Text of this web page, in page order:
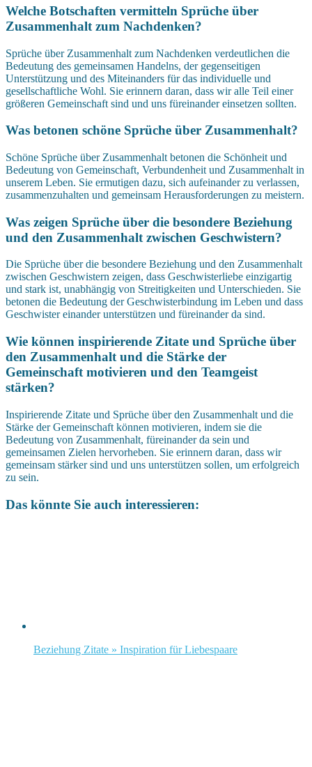
Welche Botschaften vermitteln Sprüche über
Zusammenhalt zum Nachdenken?
Sprüche über Zusammenhalt zum Nachdenken verdeutlichen die
Bedeutung des gemeinsamen Handelns, der gegenseitigen
Unterstützung und des Miteinanders für das individuelle und
gesellschaftliche Wohl. Sie erinnern daran, dass wir alle Teil einer
größeren Gemeinschaft sind und uns füreinander einsetzen sollten.
Was betonen schöne Sprüche über Zusammenhalt?
Schöne Sprüche über Zusammenhalt betonen die Schönheit und
Bedeutung von Gemeinschaft, Verbundenheit und Zusammenhalt in
unserem Leben. Sie ermutigen dazu, sich aufeinander zu verlassen,
zusammenzuhalten und gemeinsam Herausforderungen zu meistern.
Was zeigen Sprüche über die besondere Beziehung
und den Zusammenhalt zwischen Geschwistern?
Die Sprüche über die besondere Beziehung und den Zusammenhalt
zwischen Geschwistern zeigen, dass Geschwisterliebe einzigartig
und stark ist, unabhängig von Streitigkeiten und Unterschieden. Sie
betonen die Bedeutung der Geschwisterbindung im Leben und dass
Geschwister einander unterstützen und füreinander da sind.
Wie können inspirierende Zitate und Sprüche über
den Zusammenhalt und die Stärke der
Gemeinschaft motivieren und den Teamgeist
stärken?
Inspirierende Zitate und Sprüche über den Zusammenhalt und die
Stärke der Gemeinschaft können motivieren, indem sie die
Bedeutung von Zusammenhalt, füreinander da sein und
gemeinsamen Zielen hervorheben. Sie erinnern daran, dass wir
gemeinsam stärker sind und uns unterstützen sollen, um erfolgreich
zu sein.
Das könnte Sie auch interessieren:
Beziehung Zitate » Inspiration für Liebespaare